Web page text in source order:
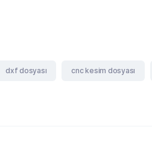
dxf dosyası cnc kesim dosyası